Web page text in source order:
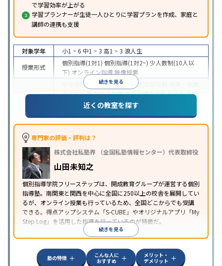
で学習効率が上がる
学習プランナーが生徒一人ひとりに学習プランを作成、家庭と
講師の連携も支援
続きを見る
対象学年 小1 ~ 6 中1 ~ 3 高1 ~ 3 浪人生
授業形式
個別指導(1対1) 個別指導(1対2~) 少人数制(10人以
下) オンライン指導 映像授業
中学受験 高校受験大学受験 医学部受験
テスト対策内申点対策学習習慣の定着総合型選抜
(旧AO)対策 推薦入試対策学校別特化対策
特徴
中高一貫校生に対応
保証制度あり
授業の振替可能学習にPC・タブレッ
トを利用 オンライン対応
講習のみの受講可
近くの教室を探す
専門家の評価・評判は？
株式会社私塾界 （全国私塾情報センター）代表取締役
山田未知之
個別指導学院フリーステップは、開成教育グループが運営する個別
指導塾。南関東と関西を中心に全国に250以上の校舎を展開してい
るが、オンライン授業も行っているため、全国どこからでも受講
できる。得点アップシステム「S-CUBE」やオリジナルアプリ「My
Step Log」を活用した指導を行っているのが特徴だ。
続きを見る
塾の特徴
こんな人に
おすすめ
メリット・
デメリット